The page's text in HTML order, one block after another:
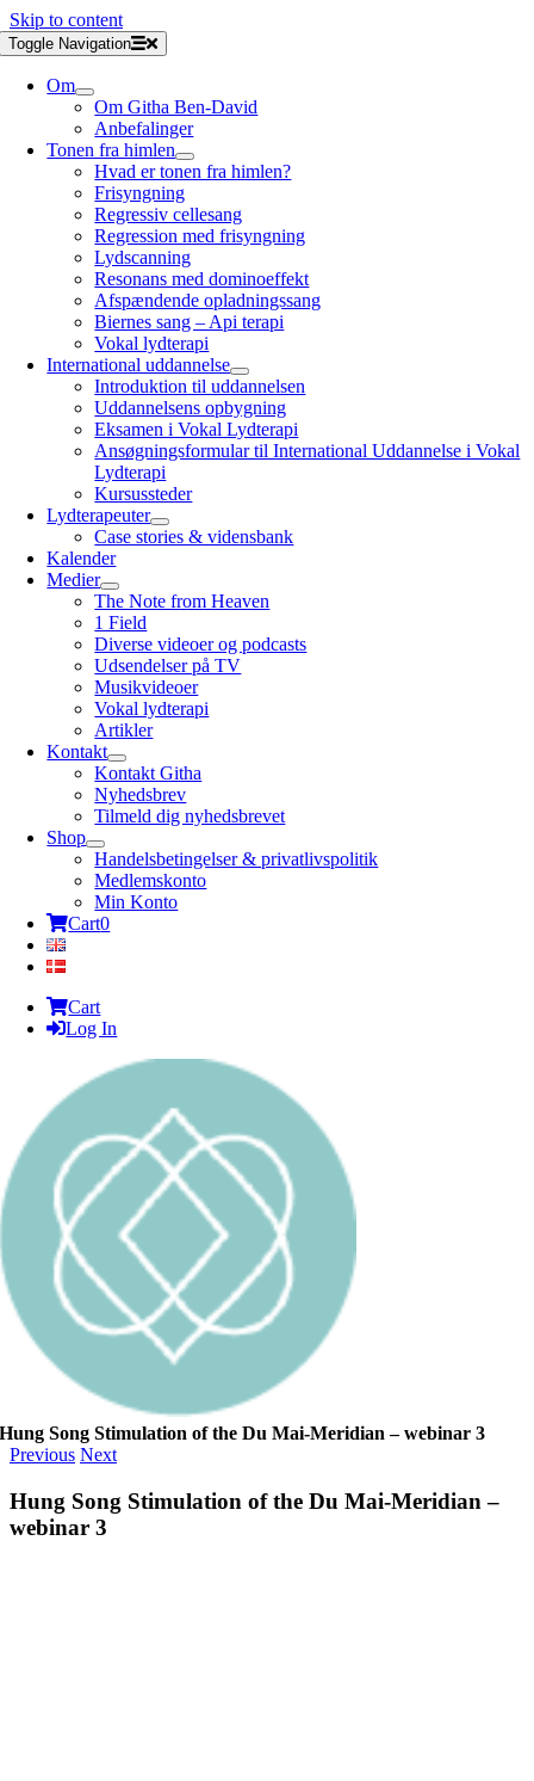
Skip to content
Toggle Navigation
Om
Om Githa Ben-David
Anbefalinger
Tonen fra himlen
Hvad er tonen fra himlen?
Frisyngning
Regressiv cellesang
Regression med frisyngning
Lydscanning
Resonans med dominoeffekt
Afspændende opladningssang
Biernes sang – Api terapi
Vokal lydterapi
International uddannelse
Introduktion til uddannelsen
Uddannelsens opbygning
Eksamen i Vokal Lydterapi
Ansøgningsformular til International Uddannelse i Vokal
Lydterapi
Kursussteder
Lydterapeuter
Case stories & vidensbank
Kalender
Medier
The Note from Heaven
1 Field
Diverse videoer og podcasts
Udsendelser på TV
Musikvideoer
Vokal lydterapi
Artikler
Kontakt
Kontakt Githa
Nyhedsbrev
Tilmeld dig nyhedsbrevet
Shop
Handelsbetingelser & privatlivspolitik
Medlemskonto
Min Konto
Cart0
Cart
Log In
Hung Song Stimulation of the Du Mai-Meridian – webinar 3
Previous Next
Hung Song Stimulation of the Du Mai-Meridian –
webinar 3